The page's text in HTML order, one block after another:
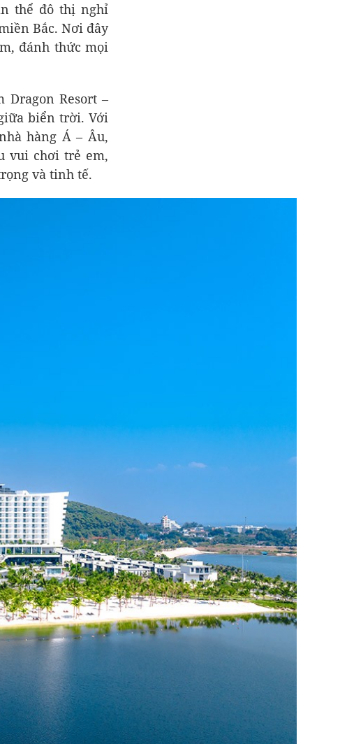
thể đô thị nghỉ
Bắc. Nơi đây
đánh thức mọi
Dragon Resort –
biển trời. Với
hàng Á – Âu,
vui chơi trẻ em,
và tinh tế.